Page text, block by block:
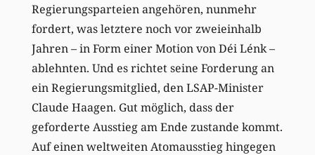
Regierungsparteien angehören, nunmehr
fordert, was letztere noch vor zweieinhalb
Jahren – in Form einer Motion von Déi Lénk –
ablehnten. Und es richtet seine Forderung an
ein Regierungsmitglied, den LSAP-Minister
Claude Haagen. Gut möglich, dass der
geforderte Ausstieg am Ende zustande kommt.
Auf einen weltweiten Atomausstieg hingegen